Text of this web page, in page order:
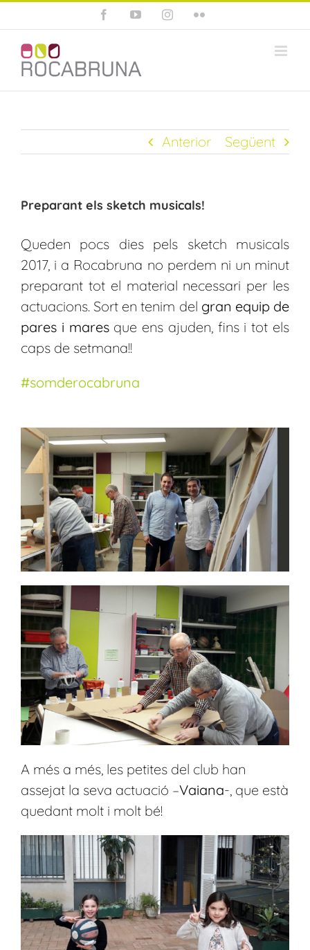
to
content
FacebookYouTubeInstagramFlickr
Anterior Següent
Preparant els sketch musicals!
Queden pocs dies pels sketch musicals
2017, i a Rocabruna no perdem ni un minut
preparant tot el material necessari per les
actuacions. Sort en tenim del gran equip de
pares i maresque ens ajuden, fins i tot els
caps de setmana!!
#somderocabruna
A més a més, les petites del club han
assejat la seva actuació –Vaiana-, que està
quedant molt i molt bé!